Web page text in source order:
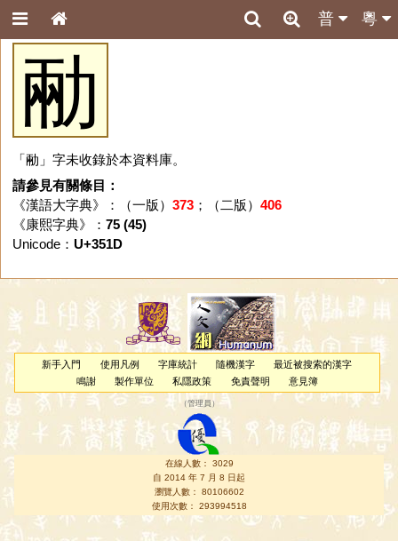
粵
普
㔝
「㔝」字未收錄於本資料庫。
請參見有關條目：
《漢語大字典》：（一版） 373；（二版） 406
《康熙字典》： 75 (45)
Unicode： U+351D
新手入門 使用凡例 字庫統計 隨機漢字
最近被搜索的漢字
鳴謝
製作單位 私隱政策 免責聲明 意見簿
（管理員 ）
在線人數： 3029
自 2014 年 7 月 8 日起
瀏覽人數： 80106602
使用次數： 293994518